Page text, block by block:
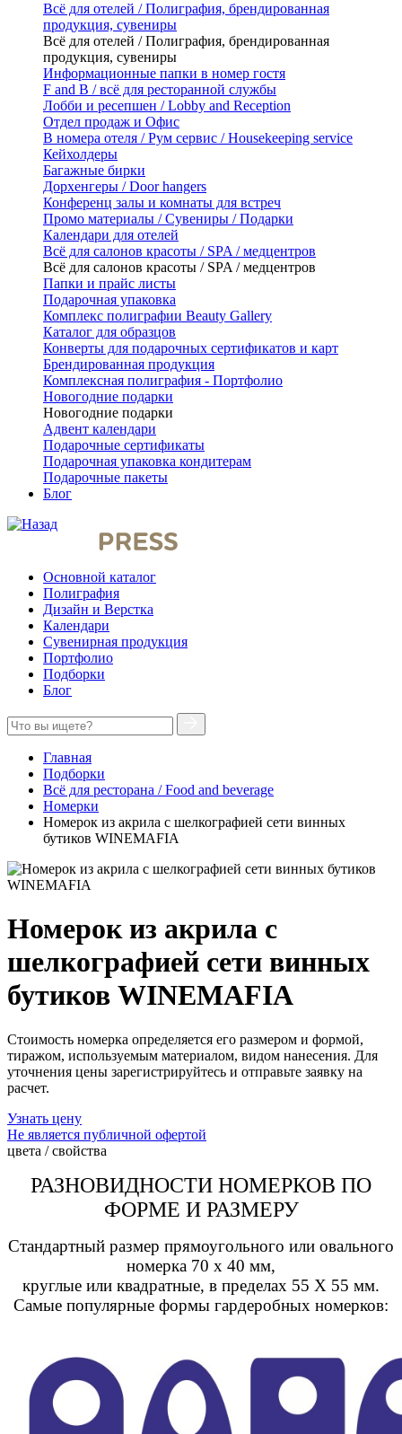
Всё для отелей / Полиграфия, брендированная
продукция, сувениры
Всё для отелей / Полиграфия, брендированная
продукция, сувениры
Информационные папки в номер гостя
F and B / всё для ресторанной службы
Лобби и ресепшен / Lobby and Reception
Отдел продаж и Офис
В номера отеля / Рум сервис / Housekeeping service
Кейхолдеры
Багажные бирки
Дорхенгеры / Door hangers
Конференц залы и комнаты для встреч
Промо материалы / Сувениры / Подарки
Календари для отелей
Всё для салонов красоты / SPA / медцентров
Всё для салонов красоты / SPA / медцентров
Папки и прайс листы
Подарочная упаковка
Комплекс полиграфии Beauty Gallery
Каталог для образцов
Конверты для подарочных сертификатов и карт
Брендированная продукция
Комплексная полиграфия - Портфолио
Новогодние подарки
Новогодние подарки
Адвент календари
Подарочные сертификаты
Подарочная упаковка кондитерам
Подарочные пакеты
Блог
Основной каталог
Полиграфия
Дизайн и Верстка
Календари
Сувенирная продукция
Портфолио
Подборки
Блог
Главная
Подборки
Всё для ресторана / Food and beverage
Номерки
Номерок из акрила с шелкографией сети винных
бутиков WINEMAFIA
Номерок из акрила с
шелкографией сети винных
бутиков WINEMAFIA
Стоимость номерка определяется его размером и формой,
тиражом, используемым материалом, видом нанесения. Для
уточнения цены зарегистрируйтесь и отправьте заявку на
расчет.
Узнать цену
Не является публичной офертой
цвета / свойства
РАЗНОВИДНОСТИ НОМЕРКОВ ПО
ФОРМЕ И РАЗМЕРУ
Стандартный размер прямоугольного или овального
номерка 70 x 40 мм,
круглые или квадратные, в пределах 55 X 55 мм.
Самые популярные формы гардеробных номерков: